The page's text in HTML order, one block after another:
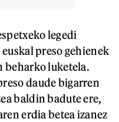
legedi
preso gehienek
beharko luketela.
daude bigarren
baldin badute ere,
erdia betea izanez